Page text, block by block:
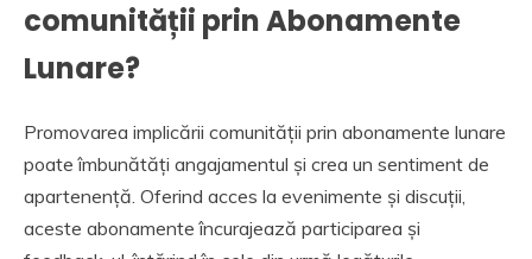
comunității prin Abonamente
Lunare?
Promovarea implicării comunității prin abonamente lunare
poate îmbunătăți angajamentul și crea un sentiment de
apartenență. Oferind acces la evenimente și discuții,
aceste abonamente încurajează participarea și